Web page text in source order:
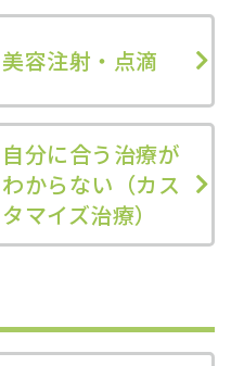
美容注射・点滴
自分に合う治療が
わからない（カス
タマイズ治療）